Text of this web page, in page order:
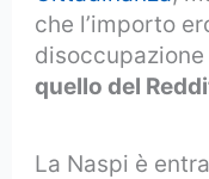
che l’importo
quello del
La Naspi è